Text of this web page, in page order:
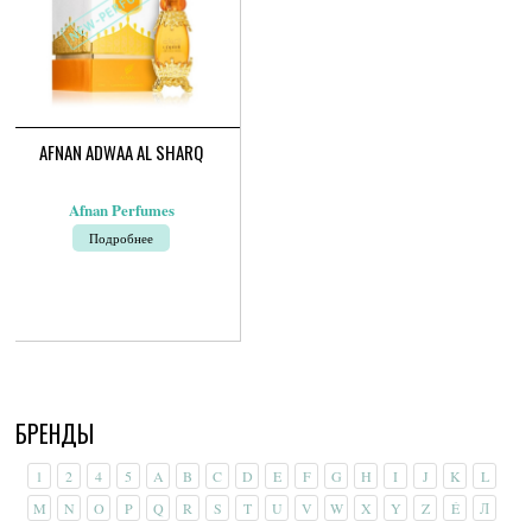
AFNAN ADWAA AL SHARQ
Afnan Perfumes
Подробнее
БРЕНДЫ
1 2 4 5 A B C D E F G H I J K
L
M
N O P Q R S T U V W X Y Z É Л